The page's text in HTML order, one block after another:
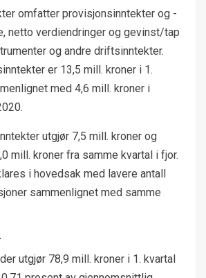
omfatter provisjonsinntekter og -
netto verdiendringer og gevinst/tap
og andre driftsinntekter.
er 13,5 mill. kroner i 1.
med 4,6 mill. kroner i
utgjør 7,5 mill. kroner og
mill. kroner fra samme kvartal i fjor.
i hovedsak med lavere antall
sammenlignet med samme
utgjør 78,9 mill. kroner i 1. kvartal